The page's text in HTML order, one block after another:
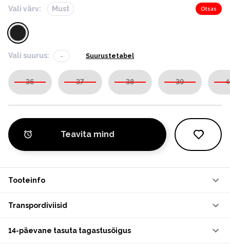
Vali värv: Must Otsas
Vali suurus: - Suurustetabel
36 37 38 39
Teavita mind
Tooteinfo
Transpordiviisid
14-päevane tasuta tagastusõigus